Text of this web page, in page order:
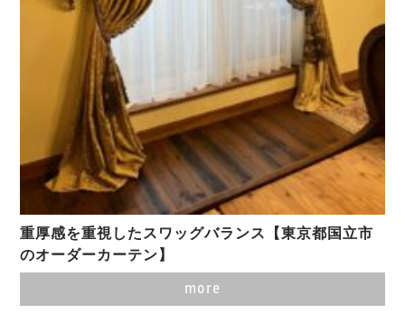
重厚感を重視したスワッグバランス【東京都国立市
のオーダーカーテン】
more